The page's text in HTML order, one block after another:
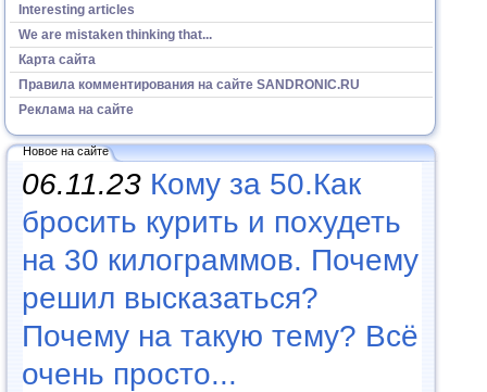
Interesting articles
We are mistaken thinking that...
Карта сайта
Правила комментирования на сайте SANDRONIC.RU
Реклама на сайте
Новое на сайте
06.11.23 Кому за 50.Как
бросить курить и похудеть
на 30 килограммов. Почему
решил высказаться?
Почему на такую тему? Всё
очень просто...